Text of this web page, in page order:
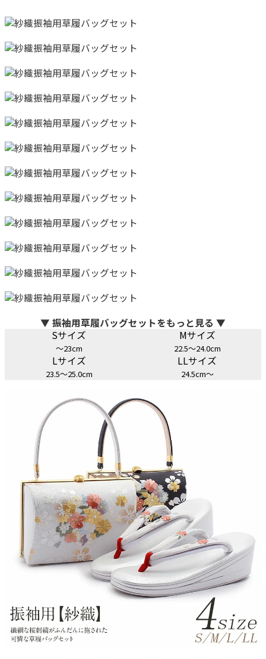
▼ 振袖用草履バッグセットをもっと見る ▼
Sサイズ
～23cm
Mサイズ
22.5～24.0cm
Lサイズ
23.5～25.0cm
LLサイズ
24.5cm～